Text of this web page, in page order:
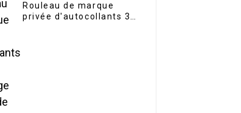
Rouleau de marque
privée d'autocollants 3D